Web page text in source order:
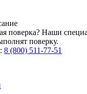
поверка? Наши
поверку.
8 (800) 511-77-51